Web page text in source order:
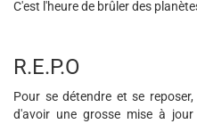
C'est l'heure de brûler des
R.E.P.O
Pour se détendre et se
d'avoir une grosse mise à